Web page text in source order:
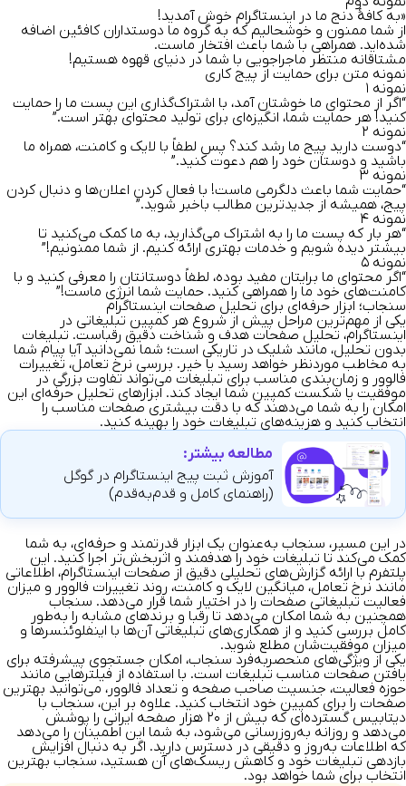
«به کافهٔ دنج ما در اینستاگرام خوش آمدید!
از شما ممنون و خوشحالیم که به گروه ما دوستداران کافئین اضافه
شده‌اید. همراهی با شما باعث افتخار ماست.
مشتاقانه منتظر ماجراجویی با شما در دنیای قهوه هستیم!
نمونه متن برای حمایت از پیج کاری
نمونه ۱
“اگر از محتوای ما خوشتان آمد، با اشتراک‌گذاری این پست ما را حمایت
کنید! هر حمایت شما، انگیزه‌ای برای تولید محتوای بهتر است.”
نمونه ۲
“دوست دارید پیج ما رشد کند؟ پس لطفاً با لایک و کامنت، همراه ما
باشید و دوستان خود را هم دعوت کنید.”
نمونه ۳
“حمایت شما باعث دلگرمی ماست! با فعال کردن اعلان‌ها و دنبال کردن
پیج، همیشه از جدیدترین مطالب باخبر شوید.”
نمونه ۴
“هر بار که پست ما را به اشتراک می‌گذارید، به ما کمک می‌کنید تا
بیشتر دیده شویم و خدمات بهتری ارائه کنیم. از شما ممنونیم!”
نمونه ۵
“اگر محتوای ما برایتان مفید بوده، لطفاً دوستانتان را معرفی کنید و با
کامنت‌های خود ما را همراهی کنید. حمایت شما انرژی ماست!”
سنجاب؛ ابزار حرفه‌ای برای تحلیل صفحات اینستاگرام
یکی از مهم‌ترین مراحل پیش از شروع هر کمپین تبلیغاتی در
اینستاگرام، تحلیل صفحات هدف و شناخت دقیق رقباست. تبلیغات
بدون تحلیل، مانند شلیک در تاریکی است؛ شما نمی‌دانید آیا پیام شما
به مخاطب موردنظر خواهد رسید یا خیر. بررسی نرخ تعامل، تغییرات
فالوور و زمان‌بندی مناسب برای تبلیغات می‌تواند تفاوت بزرگی در
موفقیت یا شکست کمپین شما ایجاد کند. ابزارهای تحلیل حرفه‌ای این
امکان را به شما می‌دهند که با دقت بیشتری صفحات مناسب را
انتخاب کنید و هزینه‌های تبلیغات خود را بهینه کنید.
مطالعه بیشتر:
آموزش ثبت پیج اینستاگرام در گوگل
(راهنمای کامل و قدم‌به‌قدم)
در این مسیر، سنجاب به‌عنوان یک ابزار قدرتمند و حرفه‌ای، به شما
کمک می‌کند تا تبلیغات خود را هدفمند و اثربخش‌تر اجرا کنید. این
پلتفرم با ارائه گزارش‌های تحلیلی دقیق از صفحات اینستاگرام، اطلاعاتی
مانند نرخ تعامل، میانگین لایک و کامنت، روند تغییرات فالوور و میزان
فعالیت تبلیغاتی صفحات را در اختیار شما قرار می‌دهد. سنجاب
همچنین به شما امکان می‌دهد تا رقبا و برندهای مشابه را به‌طور
کامل بررسی کنید و از همکاری‌های تبلیغاتی آن‌ها با اینفلوئنسرها و
میزان موفقیت‌شان مطلع شوید.
یکی از ویژگی‌های منحصر‌به‌فرد سنجاب، امکان جستجوی پیشرفته برای
یافتن صفحات مناسب تبلیغات است. با استفاده از فیلترهایی مانند
حوزه فعالیت، جنسیت صاحب صفحه و تعداد فالوور، می‌توانید بهترین
صفحات را برای کمپین خود انتخاب کنید. علاوه بر این، سنجاب با
دیتابیس گسترده‌ای که بیش از ۲۰ هزار صفحه ایرانی را پوشش
می‌دهد و روزانه به‌روزرسانی می‌شود، به شما این اطمینان را می‌دهد
که اطلاعات به‌روز و دقیقی در دسترس دارید. اگر به دنبال افزایش
بازدهی تبلیغات خود و کاهش ریسک‌های آن هستید، سنجاب بهترین
انتخاب برای شما خواهد بود.